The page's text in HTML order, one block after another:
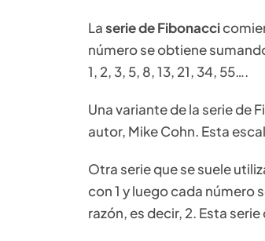
Laserie de Fibonacci
número se obtiene
1, 2, 3, 5, 8, 13, 21, 34, 55….
Una variante de la serie de
autor, Mike Cohn. Esta
Otra serie que se suele
con 1 y luego cada número
razón, es decir, 2. Esta